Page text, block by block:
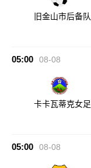
旧金山市后备队
05:00 08-08
卡卡瓦蒂克女足
05:00 08-08